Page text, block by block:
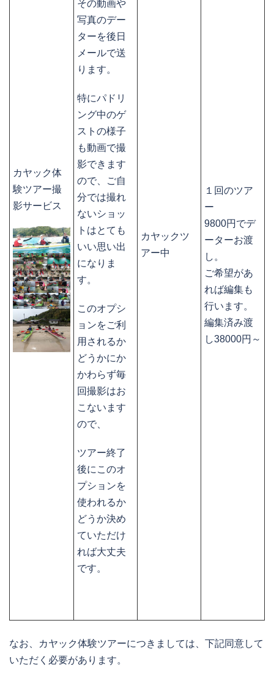
カヤック体
験ツアー撮
影サービス
その動画や
写真のデー
ターを後日
メールで送
ります。
特にパドリ
ング中のゲ
ストの様子
も動画で撮
影できます
ので、ご自
分では撮れ
ないショッ
トはとても
いい思い出
になりま
す。
このオプシ
ョンをご利
用されるか
どうかにか
かわらず毎
回撮影はお
こないます
ので、
ツアー終了
後にこのオ
プションを
使われるか
どうか決め
ていただけ
れば大丈夫
です。
カヤックツ
アー中
１回のツア
ー
9800円でデ
ーターお渡
し。
ご希望があ
れば編集も
行います。
編集済み渡
し38000円～
なお、カヤック体験ツアーにつきましては、下記同意して
いただく必要があります。